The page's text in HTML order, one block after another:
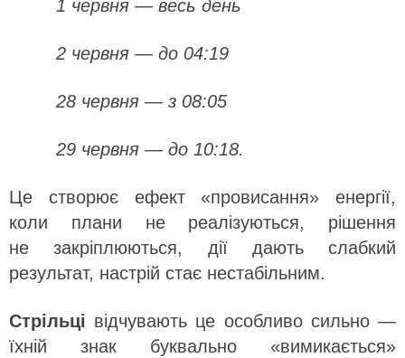
1 червня — весь день
2 червня — до 04:19
28 червня — з 08:05
29 червня — до 10:18.
Це створює ефект «провисання» енергії,
коли плани не реалізуються, рішення
не закріплюються, дії дають слабкий
результат, настрій стає нестабільним.
Стрільці відчувають це особливо сильно —
їхній знак буквально «вимикається»